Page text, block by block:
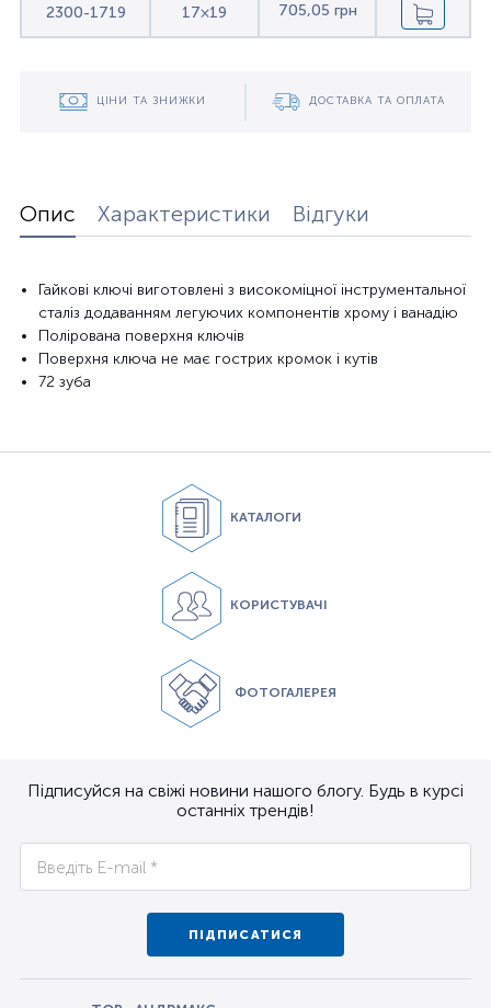
2300-1719 17×19 705,05 грн
ЦІНИ ТА ЗНИЖКИ ДОСТАВКА ТА ОПЛАТА
Опис Характеристики Відгуки
Гайкові ключі виготовлені з високоміцної інструментальної
сталіз додаванням легуючих компонентів хрому і ванадію
Полірована поверхня ключів
Поверхня ключа не має гострих кромок і кутів
72 зуба
КАТАЛОГИ
КОРИСТУВАЧІ
ФОТОГАЛЕРЕЯ
Підписуйся на свіжі новини нашого блогу. Будь в курсі
останніх трендів!
ПІДПИСАТИСЯ